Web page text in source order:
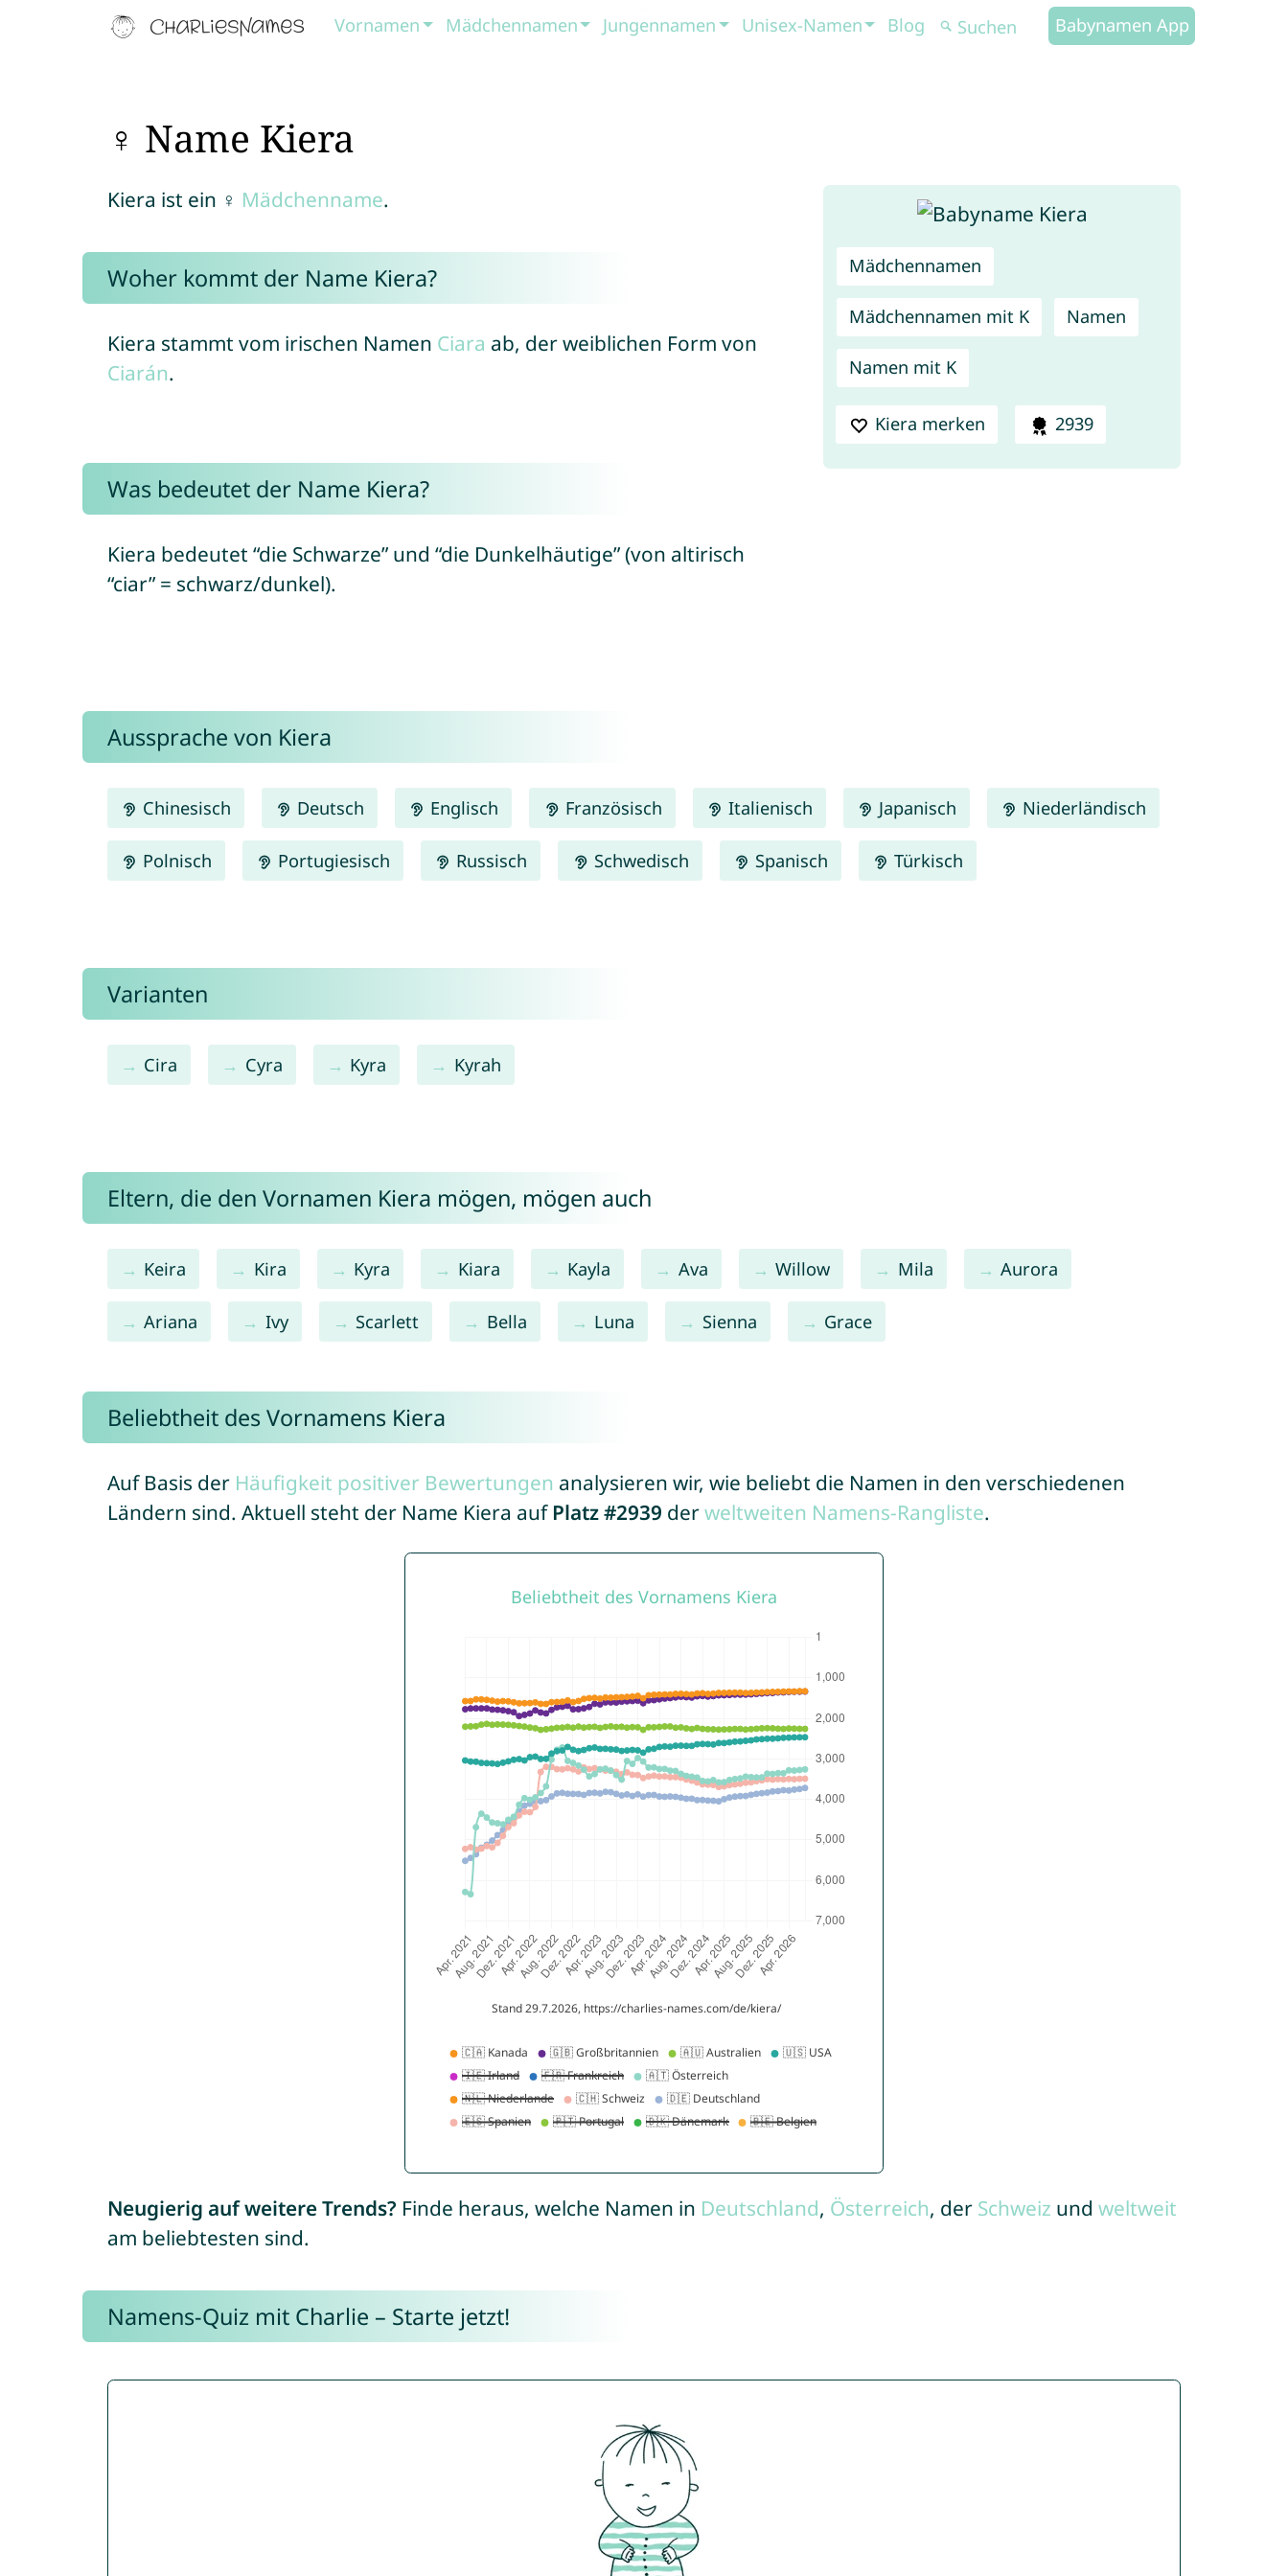
Vornamen Mädchennamen Jungennamen Unisex-Namen Blog Babynamen App
♀ Name Kiera
Mädchennamen
Mädchennamen mit K Namen
Namen mit K
Kiera merken 2939
Kiera ist ein ♀ Mädchenname.
Woher kommt der Name Kiera?
Kiera stammt vom irischen Namen Ciara ab, der weiblichen Form von
Ciarán.
Was bedeutet der Name Kiera?
Kiera bedeutet “die Schwarze” und “die Dunkelhäutige” (von altirisch
“ciar” = schwarz/dunkel).
Aussprache von Kiera
Chinesisch Deutsch Englisch Französisch Italienisch Japanisch Niederländisch
Polnisch Portugiesisch Russisch Schwedisch Spanisch Türkisch
Varianten
Cira Cyra Kyra Kyrah
Eltern, die den Vornamen Kiera mögen, mögen auch
Keira Kira Kyra Kiara Kayla Ava Willow Mila Aurora
Ariana Ivy Scarlett Bella Luna Sienna Grace
Beliebtheit des Vornamens Kiera
Auf Basis der Häufigkeit positiver Bewertungen analysieren wir, wie beliebt die Namen in den verschiedenen
Ländern sind. Aktuell steht der Name Kiera auf Platz #2939 derweltweiten Namens-Rangliste.
Neugierig auf weitere Trends? Finde heraus, welche Namen in Deutschland, Österreich, der Schweiz und weltweit
am beliebtesten sind.
Namens-Quiz mit Charlie – Starte jetzt!